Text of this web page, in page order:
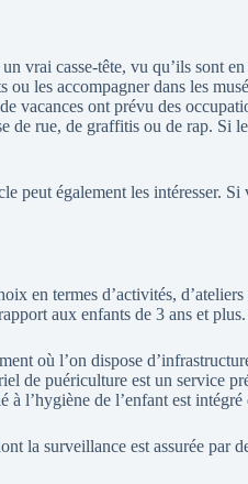
vrai casse-tête, vu qu’ils sont
ou les accompagner dans les
vacances ont prévu des
de rue, de graffitis ou de rap. Si
peut également les intéresser.
en termes d’activités,
aux enfants de 3 ans et
où l’on dispose
de puériculture est un service
à l’hygiène de l’enfant est
la surveillance est assurée